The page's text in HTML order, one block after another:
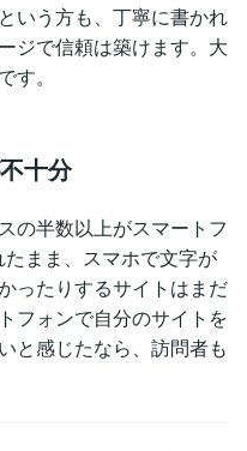
いう方も、丁寧に書かれ
ジで信頼は築けます。大
。
十分
の半数以上がスマートフ
まま、スマホで文字が
ったりするサイトはまだ
フォンで自分のサイトを
と感じたなら、訪問者も